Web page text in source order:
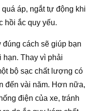
áp, ngắt tự động khi
hồi ắc quy yếu.
cách sẽ giúp bạn
hạn. Thay vì phải
bộ sạc chất lượng có
đến vài năm. Hơn nữa,
điện của xe, tránh